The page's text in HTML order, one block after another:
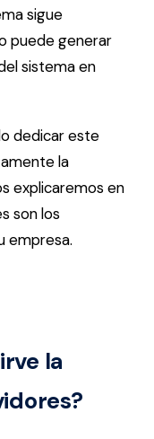
sigue
puede generar
sistema en
dedicar este
la
explicaremos en
son los
empresa.
la